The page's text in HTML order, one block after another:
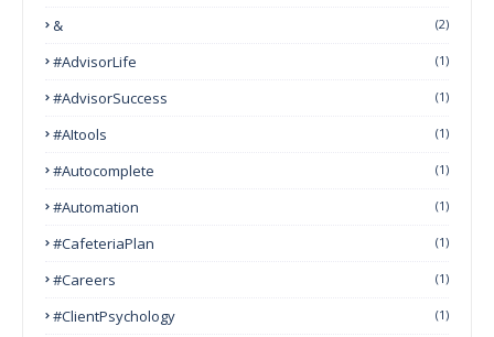
& (2)
#AdvisorLife (1)
#AdvisorSuccess (1)
#AItools (1)
#autocomplete (1)
#Automation (1)
#CafeteriaPlan (1)
#Careers (1)
#ClientPsychology (1)